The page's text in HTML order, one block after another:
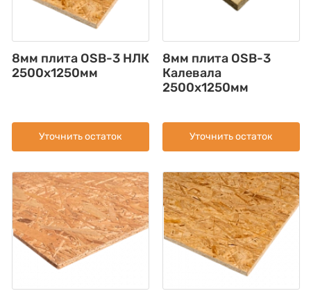
8мм плита OSB-3 НЛК
2500х1250мм
Уточнить остаток
8мм плита OSB-3
Калевала
2500х1250мм
Уточнить остаток